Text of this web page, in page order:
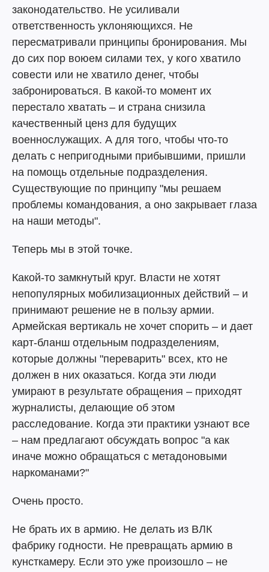
законодательство. Не усиливали
ответственность уклоняющихся. Не
пересматривали принципы бронирования. Мы
до сих пор воюем силами тех, у кого хватило
совести или не хватило денег, чтобы
забронироваться. В какой-то момент их
перестало хватать – и страна снизила
качественный ценз для будущих
военнослужащих. А для того, чтобы что-то
делать с непригодными прибывшими, пришли
на помощь отдельные подразделения.
Существующие по принципу "мы решаем
проблемы командования, а оно закрывает глаза
на наши методы".
Теперь мы в этой точке.
Какой-то замкнутый круг. Власти не хотят
непопулярных мобилизационных действий – и
принимают решение не в пользу армии.
Армейская вертикаль не хочет спорить – и дает
карт-бланш отдельным подразделениям,
которые должны "переварить" всех, кто не
должен в них оказаться. Когда эти люди
умирают в результате обращения – приходят
журналисты, делающие об этом
расследование. Когда эти практики узнают все
– нам предлагают обсуждать вопрос "а как
иначе можно обращаться с метадоновыми
наркоманами?"
Очень просто.
Не брать их в армию. Не делать из ВЛК
фабрику годности. Не превращать армию в
кунсткамеру. Если это уже произошло – не